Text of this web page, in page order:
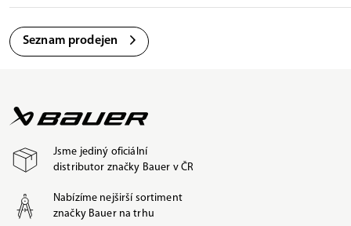
Seznam prodejen
Jsme jediný oficiální
distributor značky Bauer v ČR
Nabízíme nejširší sortiment
značky Bauer na trhu